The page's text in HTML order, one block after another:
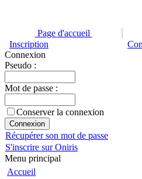
Page d'accueil
Inscription
Connexion
Pseudo :
Mot de passe :
Conserver la connexion
Récupérer son mot de passe
S'inscrire sur Oniris
Menu principal
Accueil